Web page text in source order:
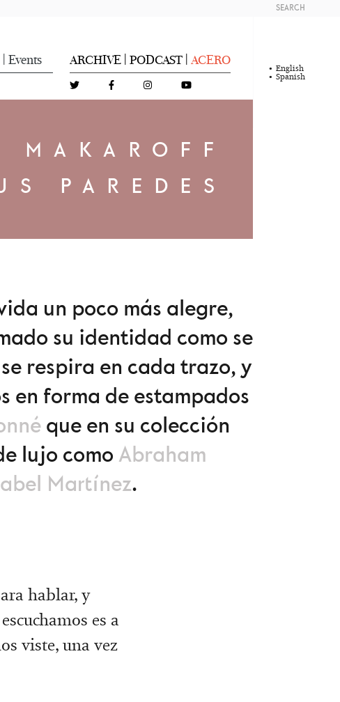
Events ARCHIVE PODCAST ACERO
SEARCH
English
Spanish
MAKAROFF
PAREDES
un poco más alegre,
su identidad como se
respira en cada trazo, y
en forma de estampados
que en su colección
lujo como Abraham
Martínez.
hablar, y
es a
viste, una vez